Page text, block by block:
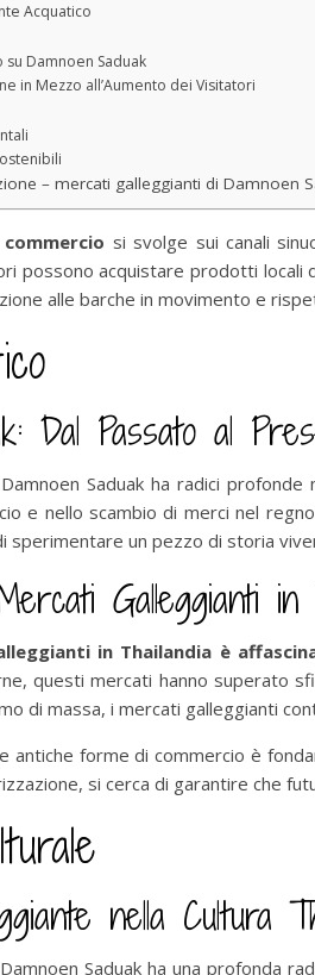
Acquatico
su Damnoen Saduak
in Mezzo all’Aumento dei Visitatori
– mercati galleggianti di Damnoen
si svolge sui canali
possono acquistare prodotti locali
alle barche in movimento e
Dal Passato al
Saduak ha radici
e nello scambio di merci nel
sperimentare un pezzo di storia
Galleggianti in
in Thailandia è
questi mercati hanno superato
di massa, i mercati galleggianti
antiche forme di commercio è
si cerca di garantire che
nella Cultura
Saduak ha una profonda